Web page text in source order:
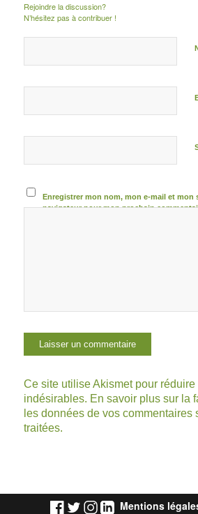
Rejoindre la discussion?
N’hésitez pas à contribuer !
Enregistrer mon nom, mon e-mail et mon
navigateur pour mon prochain
Ce site utilise Akismet pour réduire
indésirables. En savoir plus sur la
les données de vos commentaires
traitées.
Mentions